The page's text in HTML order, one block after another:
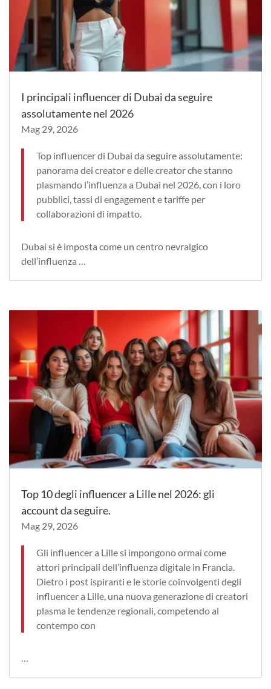
I principali influencer di Dubai da seguire
assolutamente nel 2026
Mag 29, 2026
Top influencer di Dubai da seguire assolutamente:
panorama dei creator e delle creator che stanno
plasmando l’influenza a Dubai nel 2026, con i loro
pubblici, tassi di engagement e tariffe per
collaborazioni di impatto.
Dubai si è imposta come un centro nevralgico
dell’influenza …
Top 10 degli influencer a Lille nel 2026: gli
account da seguire.
Mag 29, 2026
Gli influencer a Lille si impongono ormai come
attori principali dell’influenza digitale in Francia.
Dietro i post ispiranti e le storie coinvolgenti degli
influencer a Lille, una nuova generazione di creatori
plasma le tendenze regionali, competendo al
contempo con